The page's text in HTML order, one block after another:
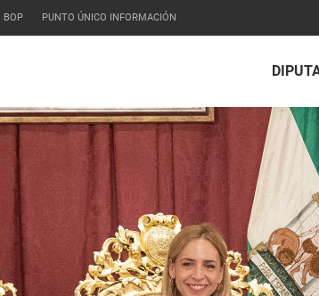
BOP PUNTO ÚNICO INFORMACIÓN